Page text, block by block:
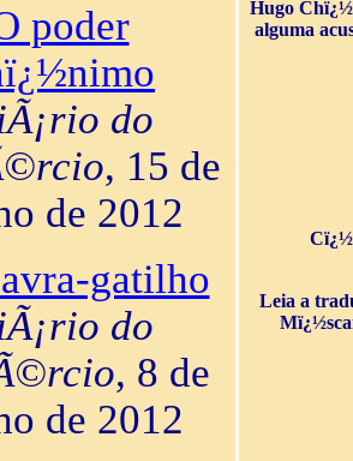
poder
do
, 15 de
de 2012
gatilho
do
, 8 de
de 2012
Hugo
alguma
Leia a